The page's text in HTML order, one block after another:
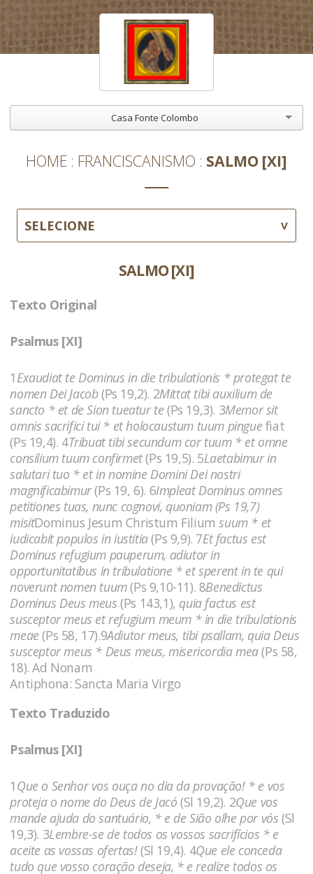
Casa Fonte Colombo
HOME FRANCISCANISMO SALMO [XI]
SELECIONE
SALMO [XI]
Texto Original
Psalmus [XI]
1 Exaudiat te Dominus in die tribulationis * protegat te
nomen Dei Jacob(Ps 19,2). 2Mittat tibi auxilium de
sancto * et de Sion tueatur te(Ps 19,3). 3Memor sit
omnis sacrifici tui * et holocaustum tuum pinguefiat
(Ps 19,4). 4Tribuat tibi secundum cor tuum * et omne
consilium tuum confirmet(Ps 19,5). 5Laetabimur in
salutari tuo * et in nomine Domini Dei nostri
magnificabimur(Ps 19, 6). 6Impleat Dominus omnes
petitiones tuas, nunc cognovi, quoniam (Ps 19,7)
misitDominus Jesum Christum Filiumsuum * et
iudicabit populos in iustitia(Ps 9,9). 7Et factus est
Dominus refugium pauperum, adiutor in
opportunitatibus in tribulatione * et sperent in te qui
noverunt nomen tuum(Ps 9,10-11). 8Benedictus
Dominus Deus meus(Ps 143,1), quia factus est
susceptor meus et refugium meum * in die tribulationis
meae(Ps 58, 17).9Adiutor meus, tibi psallam, quia Deus
susceptor meus * Deus meus, misericordia mea(Ps 58,
18). Ad Nonam
Antiphona: Sancta Maria Virgo
Texto Traduzido
Psalmus [XI]
1 Que o Senhor vos ouça no dia da provação! * e vos
proteja o nome do Deus de Jacó (Sl 19,2). 2Que vos
mande ajuda do santuário, * e de Sião olhe por vós (Sl
19,3). 3Lembre-se de todos os vossos sacrifícios * e
aceite as vossas ofertas!(Sl 19,4). 4Que ele conceda
tudo que vosso coração deseja, * e realize todos os